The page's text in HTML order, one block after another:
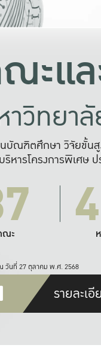
ะแ
าวิทยา
นบัณฑิตศึกษา วิจัยขั้น
ริหารโครงการพิเศษ
ณะ
วันที่ 27 ตุลาคม พ.ศ. 2568
รายละเ